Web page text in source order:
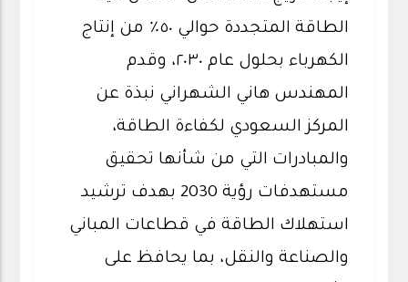
الطاقة المتجددة حوالي ٥٠٪؜ من إنتاج
الكهرباء بحلول عام ٢٠٣٠، وقدم
المهندس هاني الشهراني نبذة عن
المركز السعودي لكفاءة الطاقة،
والمبادرات التي من شأنها تحقيق
مستهدفات رؤية 2030 بهدف ترشيد
استهلاك الطاقة في قطاعات المباني
والصناعة والنقل، بما يحافظ على